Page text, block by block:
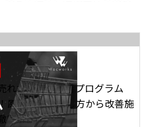
れない時の改善プログラム
原因の洗い出し方から改善施
底解説！